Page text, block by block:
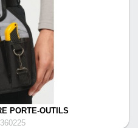
PORTE-OUTILS